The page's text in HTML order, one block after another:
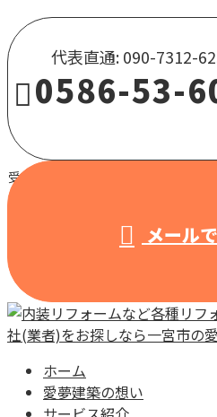
代表直通: 090-7312-
0586-53-
受付 / 8:00～18:00 【営業電話固
メール
ホーム
愛夢建築の想い